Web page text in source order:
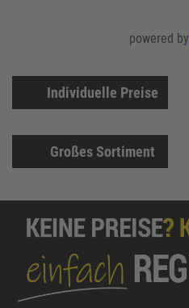
Individuelle Preise
Großes Sortiment
powered by